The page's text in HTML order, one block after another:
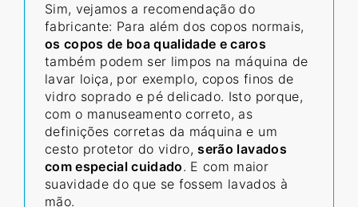
Sim, vejamos a recomendação do
fabricante: Para além dos copos normais,
os copos de boa qualidade e caros
também podem ser limpos na máquina de
lavar loiça, por exemplo, copos finos de
vidro soprado e pé delicado. Isto porque,
com o manuseamento correto, as
definições corretas da máquina e um
cesto protetor do vidro,serão lavados
com especial cuidado. E com maior
suavidade do que se fossem lavados à
mão.